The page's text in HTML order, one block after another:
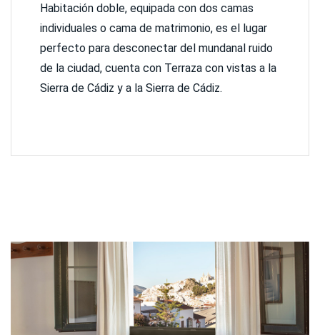
Habitación doble, equipada con dos camas
individuales o cama de matrimonio, es el lugar
perfecto para desconectar del mundanal ruido
de la ciudad, cuenta con Terraza con vistas a la
Sierra de Cádiz y a la Sierra de Cádiz.